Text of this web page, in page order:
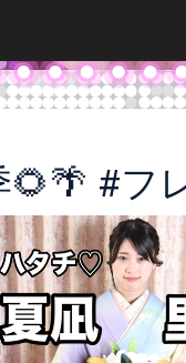
🌻🌴 #フ